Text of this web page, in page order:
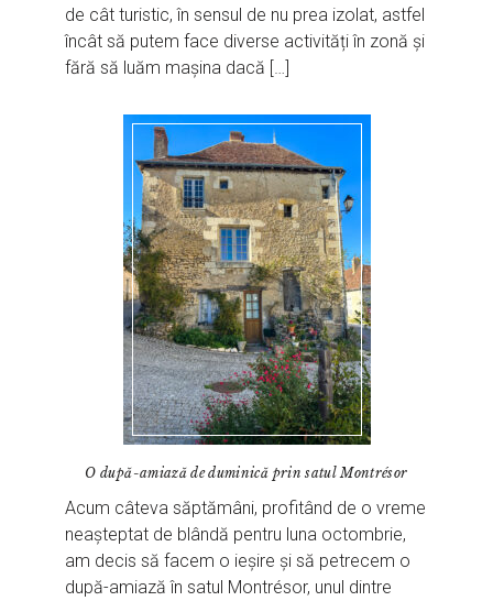
de cât turistic, în sensul de nu prea izolat, astfel
încât să putem face diverse activități în zonă și
fără să luăm mașina dacă […]
O după-amiază de duminică prin satul Montrésor
Acum câteva săptămâni, profitând de o vreme
neașteptat de blândă pentru luna octombrie,
am decis să facem o ieșire și să petrecem o
după-amiază în satul Montrésor, unul dintre